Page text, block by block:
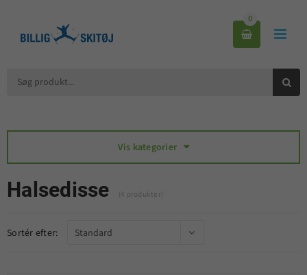


0

Vis kategorier 
Halsedisse (4 produkter)
Sortér efter: